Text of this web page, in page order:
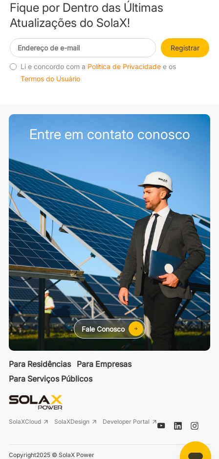
Fique por Dentro das Últimas
Atualizações do SolaX!
Registrar
Li e concordo com a Política de Privacidade e os
Termos do Usuário
Para Residências
Para Empresas
Para Serviços Públicos
SolaXCloud SolaXDesign Developer Portal
Copyright2025 © SolaX Power
Entre em contato conosco
Fale Conosco